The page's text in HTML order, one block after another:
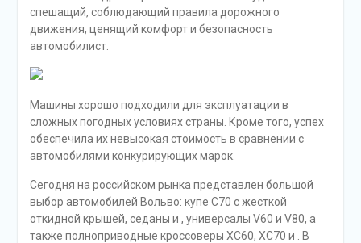
спешащий, соблюдающий правила дорожного
движения, ценящий комфорт и безопасность
автомобилист.
Машины хорошо подходили для эксплуатации в
сложных погодных условиях страны. Кроме того, успех
обеспечила их невысокая стоимость в сравнении с
автомобилями конкурирующих марок.
Сегодня на российском рынка представлен большой
выбор автомобилей Вольво: купе C70 с жесткой
откидной крышей, седаны и , универсалы V60 и V80, а
также полноприводные кроссоверы XC60, XC70 и . В